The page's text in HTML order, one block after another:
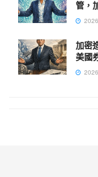
管，
加密
美國